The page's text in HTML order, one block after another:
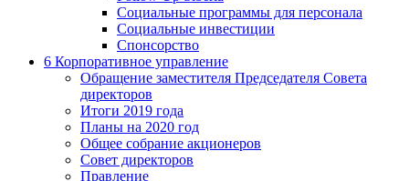
Социальные программы для персонала
Социальные инвестиции
Спонсорство
6 Корпоративное управление
Обращение заместителя Председателя Совета
директоров
Итоги 2019 года
Планы на 2020 год
Общее собрание акционеров
Совет директоров
Правление